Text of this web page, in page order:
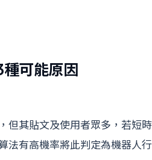
可能原因
但其貼文及使用者眾多，若短時
法有高機率將此判定為機器人行